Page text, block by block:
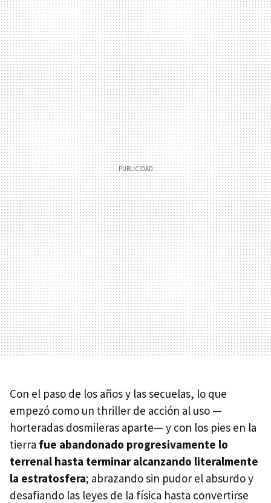
Con el paso de los años y las secuelas, lo que
empezó como un thriller de acción al uso —
horteradas dosmileras aparte— y con los pies en la
tierra fue abandonado progresivamente lo
terrenal hasta terminar alcanzando literalmente
la estratosfera; abrazando sin pudor el absurdo y
desafiando las leyes de la física hasta convertirse